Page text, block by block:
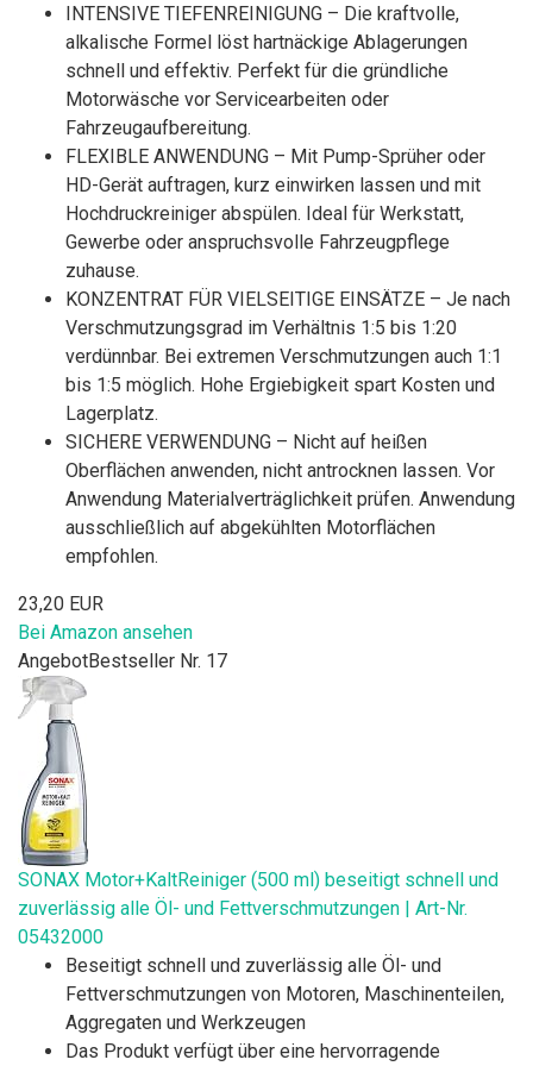
INTENSIVE TIEFENREINIGUNG – Die kraftvolle,
alkalische Formel löst hartnäckige Ablagerungen
schnell und effektiv. Perfekt für die gründliche
Motorwäsche vor Servicearbeiten oder
Fahrzeugaufbereitung.
FLEXIBLE ANWENDUNG – Mit Pump-Sprüher oder
HD-Gerät auftragen, kurz einwirken lassen und mit
Hochdruckreiniger abspülen. Ideal für Werkstatt,
Gewerbe oder anspruchsvolle Fahrzeugpflege
zuhause.
KONZENTRAT FÜR VIELSEITIGE EINSÄTZE – Je nach
Verschmutzungsgrad im Verhältnis 1:5 bis 1:20
verdünnbar. Bei extremen Verschmutzungen auch 1:1
bis 1:5 möglich. Hohe Ergiebigkeit spart Kosten und
Lagerplatz.
SICHERE VERWENDUNG – Nicht auf heißen
Oberflächen anwenden, nicht antrocknen lassen. Vor
Anwendung Materialverträglichkeit prüfen. Anwendung
ausschließlich auf abgekühlten Motorflächen
empfohlen.
23,20 EUR
Bei Amazon ansehen
AngebotBestseller Nr. 17
SONAX Motor+KaltReiniger (500 ml) beseitigt schnell und
zuverlässig alle Öl- und Fettverschmutzungen | Art-Nr.
05432000
Beseitigt schnell und zuverlässig alle Öl- und
Fettverschmutzungen von Motoren, Maschinenteilen,
Aggregaten und Werkzeugen
Das Produkt verfügt über eine hervorragende